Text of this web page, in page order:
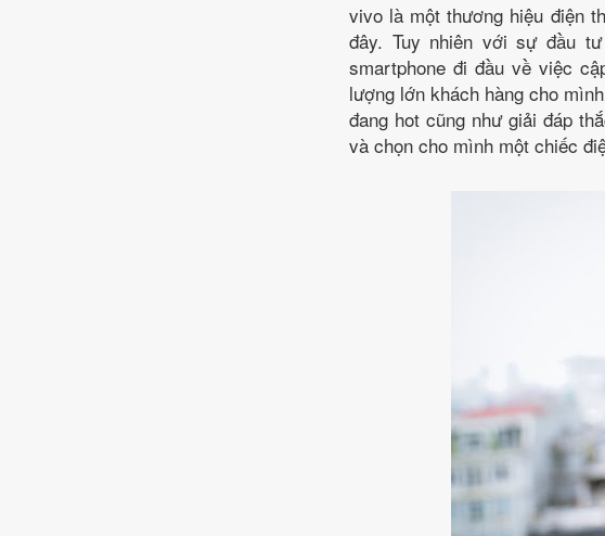
vivo là một thương hiệu điện
đây. Tuy nhiên với sự đầu
smartphone đi đầu về việc
lượng lớn khách hàng cho
đang hot cũng như giải đáp
và chọn cho mình một chiếc